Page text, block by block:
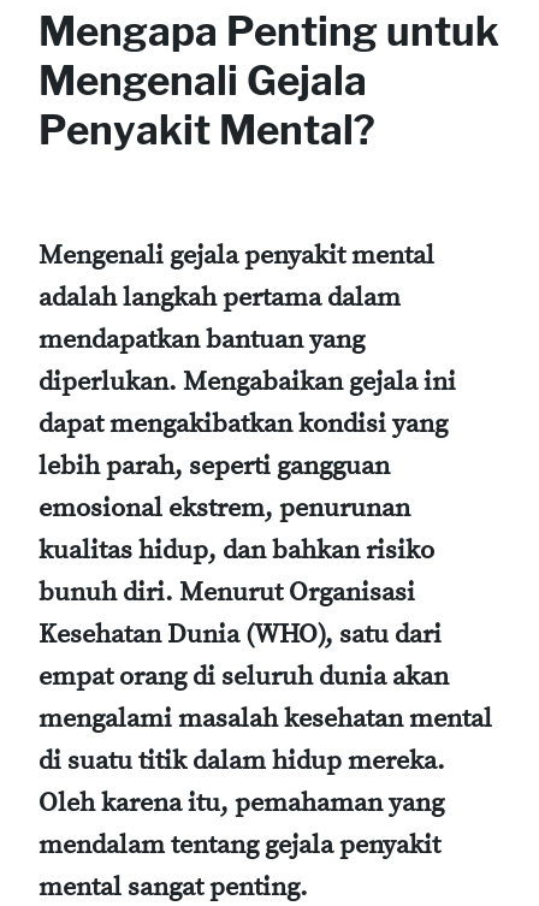
Mengapa Penting untuk
Mengenali Gejala
Penyakit Mental?
Mengenali gejala penyakit mental
adalah langkah pertama dalam
mendapatkan bantuan yang
diperlukan. Mengabaikan gejala ini
dapat mengakibatkan kondisi yang
lebih parah, seperti gangguan
emosional ekstrem, penurunan
kualitas hidup, dan bahkan risiko
bunuh diri. Menurut Organisasi
Kesehatan Dunia (WHO), satu dari
empat orang di seluruh dunia akan
mengalami masalah kesehatan mental
di suatu titik dalam hidup mereka.
Oleh karena itu, pemahaman yang
mendalam tentang gejala penyakit
mental sangat penting.